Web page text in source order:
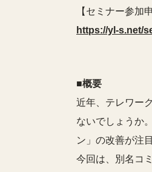
【セミナー参加
https://yl-s.net/
■概要
近年、テレワー
ないでしょうか
ン」の改善が注
今回は、別名コ